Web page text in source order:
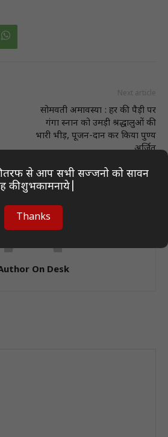
Next article
सोमवती अमावस्या : हर की पैड़ी पर
गंगा स्नान को उमड़ी श्रद्धालुओं की
भारी भीड़, पूजन-दान कर किया पुण्य
अर्जित
On Desk
तरफ से आप सभी सज्जनो को सावन
की शुभकामनाये|
Thanks